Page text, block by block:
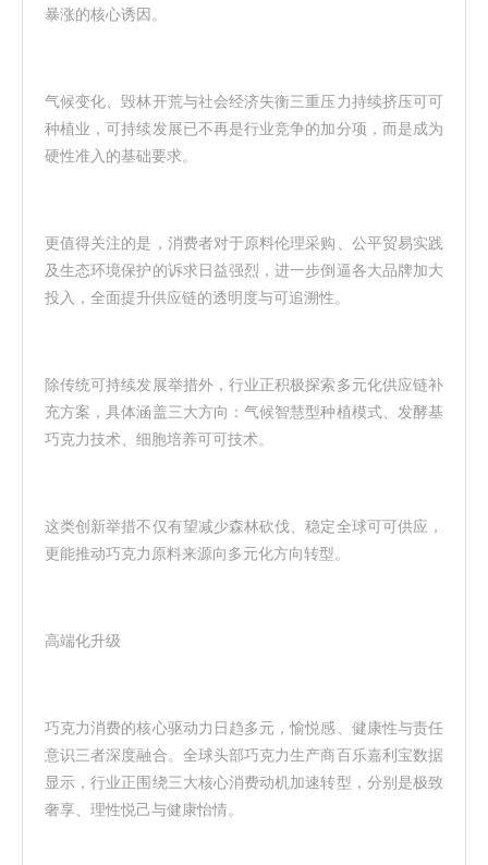
暴涨的核心诱因。
气候变化、毁林开荒与社会经济失衡三重压力持续挤压可可
种植业，可持续发展已不再是行业竞争的加分项，而是成为
硬性准入的基础要求。
更值得关注的是，消费者对于原料伦理采购、公平贸易实践
及生态环境保护的诉求日益强烈，进一步倒逼各大品牌加大
投入，全面提升供应链的透明度与可追溯性。
除传统可持续发展举措外，行业正积极探索多元化供应链补
充方案，具体涵盖三大方向：气候智慧型种植模式、发酵基
巧克力技术、细胞培养可可技术。
这类创新举措不仅有望减少森林砍伐、稳定全球可可供应，
更能推动巧克力原料来源向多元化方向转型。
高端化升级
巧克力消费的核心驱动力日趋多元，愉悦感、健康性与责任
意识三者深度融合。全球头部巧克力生产商百乐嘉利宝数据
显示，行业正围绕三大核心消费动机加速转型，分别是极致
奢享、理性悦己与健康怡情。